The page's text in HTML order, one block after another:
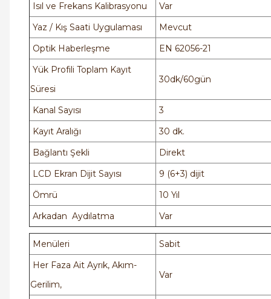
Isıl ve Frekans Kalibrasyonu
Var
Yaz / Kış Saati Uygulaması
Mevcut
Optik Haberleşme
EN 62056-21
Yük Profili Toplam Kayıt
Süresi
30dk/60gün
Kanal Sayısı
3
Kayıt Aralığı
30 dk.
Bağlantı Şekli
Direkt
LCD Ekran Dijit Sayısı
9 (6+3) dijit
Ömrü
10 Yıl
Arkadan Aydılatma
Var
Menüleri
Sabit
Her Faza Ait Ayrık, Akım-
Gerilim,
Var